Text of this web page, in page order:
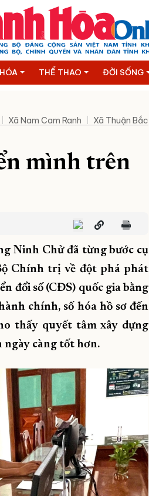
THỂ THAO ĐỜI SỐNG
Xã Nam Cam Ranh Xã Thuận Bắc
mình trên
Ninh Chử đã từng bước cụ
Chính trị về đột phá phát
đổi số (CĐS) quốc gia bằng
chính, số hóa hồ sơ đến
thấy quyết tâm xây dựng
ngày càng tốt hơn.